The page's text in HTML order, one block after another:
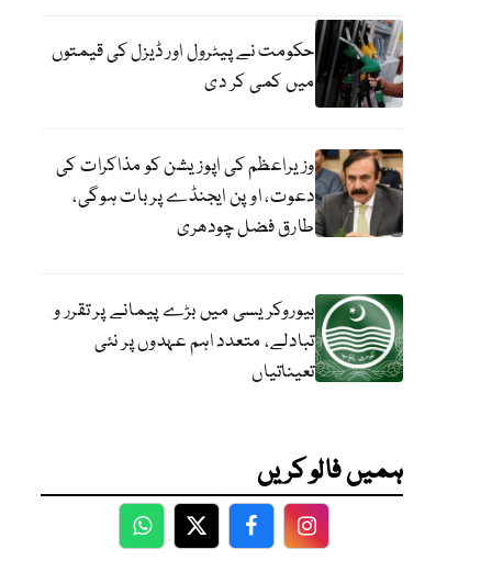
حکومت نے پیٹرول اور ڈیزل کی قیمتوں
میں کمی کر دی
وزیراعظم کی اپوزیشن کو مذاکرات کی
دعوت، اوپن ایجنڈے پر بات ہوگی،
طارق فضل چودھری
بیوروکریسی میں بڑے پیمانے پر تقرر و
تبادلے، متعدد اہم عہدوں پر نئی
تعیناتیاں
ہمیں فالو کریں
WhatsApp
TwitterFacebookFacebook